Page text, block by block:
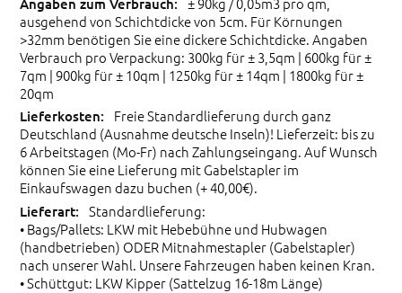
ausgehend von Schichtdicke von 5cm. Für Körnungen
>32mm benötigen Sie eine dickere Schichtdicke. Angaben
Verbrauch pro Verpackung: 300kg für ± 3,5qm | 600kg für ±
7qm | 900kg für ± 10qm | 1250kg für ± 14qm | 1800kg für ±
20qm
Freie Standardlieferung durch ganz
Deutschland (Ausnahme deutsche Inseln)! Lieferzeit: bis zu
6 Arbeitstagen (Mo-Fr) nach Zahlungseingang. Auf Wunsch
können Sie eine Lieferung mit Gabelstapler im
Einkaufswagen dazu buchen (+ 40,00€).
Standardlieferung:
• Bags/Pallets: LKW mit Hebebühne und Hubwagen
(handbetrieben) ODER Mitnahmestapler (Gabelstapler)
nach unserer Wahl. Unsere Fahrzeugen haben keinen Kran.
• Schüttgut: LKW Kipper (Sattelzug 16-18m Länge)